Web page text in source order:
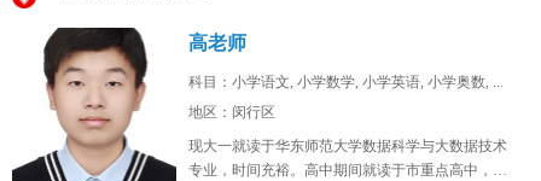
高老师
科目：小学语文, 小学数学, 小学英语, 小学奥数, ...
地区：闵行区
现大一就读于华东师范大学数据科学与大数据技术
专业，时间充裕。高中期间就读于市重点高中，总